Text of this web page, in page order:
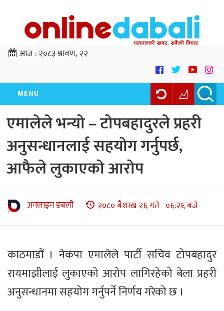
आज :२०८३ श्रावण, २२
MENU
एमालेले भन्यो – टोपबहादुरले प्रहरी
अनुसन्धानलाई सहयोग गर्नुपर्छ,
आफैले लुकाएको आरोप
अनलाइन डबली २०८० बैशाख २६ गते ०६:२६ बजे
काठमाडौं । नेकपा एमालेले पार्टी सचिव टोपबहादुर
रायमाझीलाई लुकाएको आरोप लागिरहेको बेला प्रहरी
अनुसन्धानमा सहयोग गर्नुपर्ने निर्णय गरेको छ ।